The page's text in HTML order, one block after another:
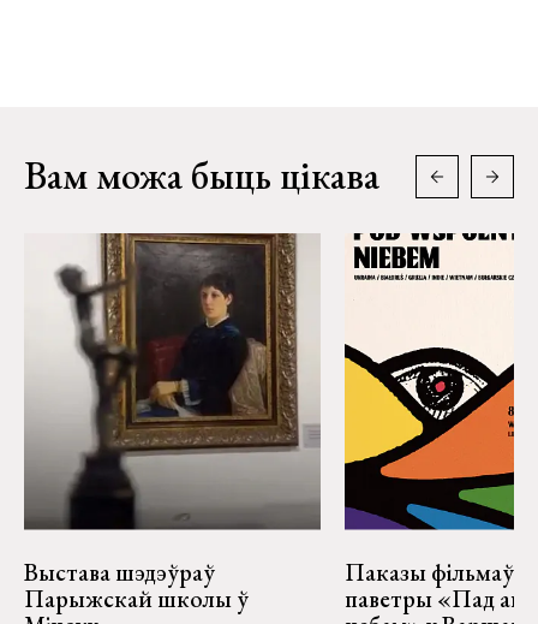
Вам можа быць цікава
Выстава шэдэўраў
Парыжскай школы ў
Паказы фільмаў
паветры «Пад